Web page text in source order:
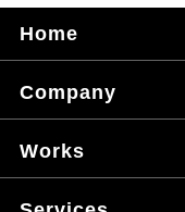
Home
Company
Works